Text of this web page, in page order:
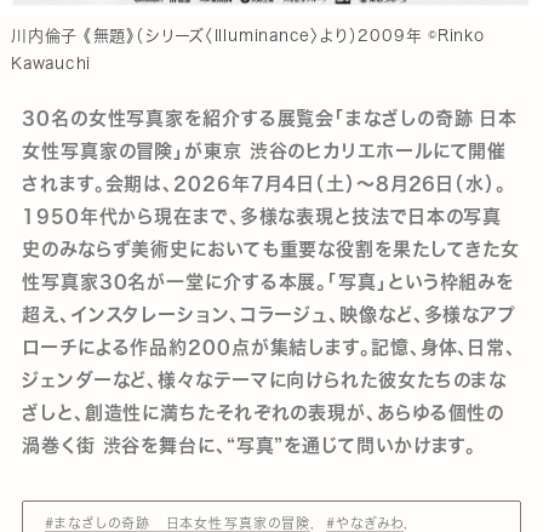
川内倫子 《無題》（シリーズ〈Illuminance〉より）2009年 ©Rinko
Kawauchi
30名の女性写真家を紹介する展覧会「まなざしの奇跡 日本
女性写真家の冒険」が東京 渋谷のヒカリエホールにて開催
されます。会期は、2026年7月4日（土）～8月26日（水）。
1950年代から現在まで、多様な表現と技法で日本の写真
史のみならず美術史においても重要な役割を果たしてきた女
性写真家30名が一堂に介する本展。「写真」という枠組みを
超え、インスタレーション、コラージュ、映像など、多様なアプ
ローチによる作品約200点が集結します。記憶、身体、日常、
ジェンダーなど、様々なテーマに向けられた彼女たちのまな
ざしと、創造性に満ちたそれぞれの表現が、あらゆる個性の
渦巻く街 渋谷を舞台に、“写真”を通じて問いかけます。
#まなざしの奇跡 日本女性写真家の冒険
#やなぎみわ